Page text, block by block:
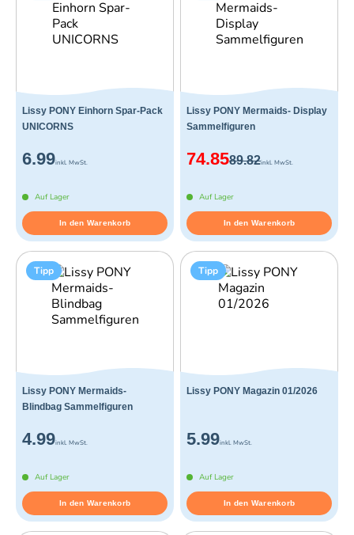
Lissy PONY Einhorn Spar-Pack
UNICORNS
6.99inkl. MwSt.
Auf Lager
In den Warenkorb
Lissy PONY Mermaids- Display
Sammelfiguren
74.8589.82inkl. MwSt.
Auf Lager
In den Warenkorb
Tipp
Lissy PONY Mermaids-
Blindbag Sammelfiguren
4.99inkl. MwSt.
Auf Lager
In den Warenkorb
Tipp
Lissy PONY Magazin 01/2026
5.99inkl. MwSt.
Auf Lager
In den Warenkorb